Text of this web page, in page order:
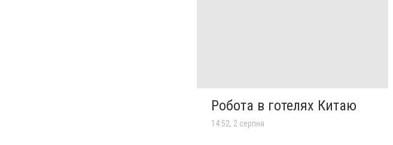
Робота в готелях Китаю
14:52, 2 серпня